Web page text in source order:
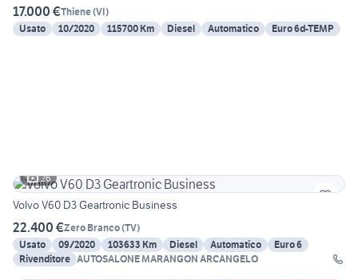
17.000 €Thiene(VI)
Usato
10/2020 115700 Km Diesel Automatico Euro 6d-TEMP
26
Volvo V60 D3 Geartronic Business
22.400 €Zero Branco(TV)
Usato
09/2020 103633 Km Diesel Automatico
Euro 6
Rivenditore AUTOSALONE MARANGON ARCANGELO